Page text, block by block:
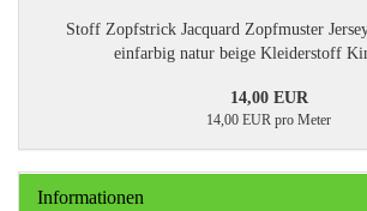
Stoff Zopfstrick Jacquard Zopfmuster
einfarbig natur beige Kleiderstoff
14,00 EUR
14,00 EUR pro Meter
Informationen